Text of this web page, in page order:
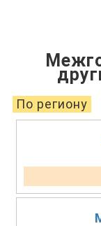
По региону